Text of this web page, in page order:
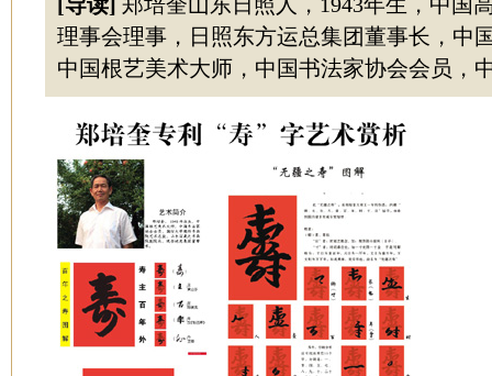
理事会理事，日照东方运总集团董事长，中
中国根艺美术大师，中国书法家协会会员，